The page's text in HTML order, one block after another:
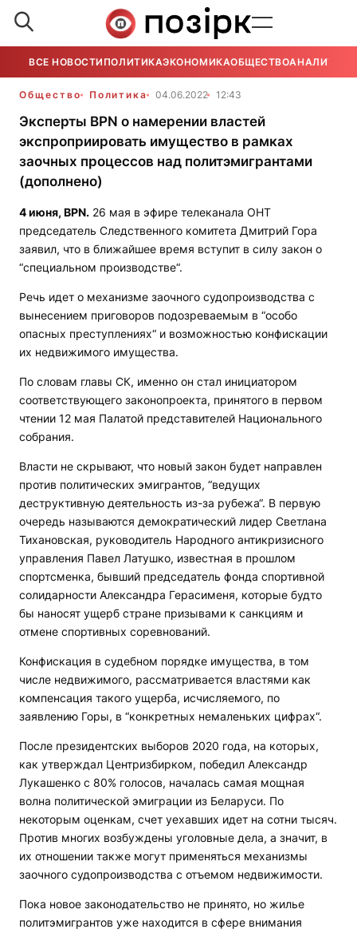
ВСЕ НОВОСТИ ПОЛИТИКАЭКОНОМИКАОБЩЕСТВОАНАЛИТИКА
Общество Политика 04.06.2022 12:43
Эксперты BPN о намерении властей
экспроприировать имущество в рамках
заочных процессов над политэмигрантами
(дополнено)
4 июня, BPN. 26 мая в эфире телеканала ОНТ
председатель Следственного комитета Дмитрий Гора
заявил, что в ближайшее время вступит в силу закон о
“специальном производстве“.
Речь идет о механизме заочного судопроизводства с
вынесением приговоров подозреваемым в “особо
опасных преступлениях“ и возможностью конфискации
их недвижимого имущества.
По словам главы СК, именно он стал инициатором
соответствующего законопроекта, принятого в первом
чтении 12 мая Палатой представителей Национального
собрания.
Власти не скрывают, что новый закон будет направлен
против политических эмигрантов, “ведущих
деструктивную деятельность из-за рубежа“. В первую
очередь называются демократический лидер Светлана
Тихановская, руководитель Народного антикризисного
управления Павел Латушко, известная в прошлом
спортсменка, бывший председатель фонда спортивной
солидарности Александра Герасименя, которые будто
бы наносят ущерб стране призывами к санкциям и
отмене спортивных соревнований.
Конфискация в судебном порядке имущества, в том
числе недвижимого, рассматривается властями как
компенсация такого ущерба, исчисляемого, по
заявлению Горы, в “конкретных немаленьких цифрах“.
После президентских выборов 2020 года, на которых,
как утверждал Центризбирком, победил Александр
Лукашенко с 80% голосов, началась самая мощная
волна политической эмиграции из Беларуси. По
некоторым оценкам, счет уехавших идет на сотни тысяч.
Против многих возбуждены уголовные дела, а значит, в
их отношении также могут применяться механизмы
заочного судопроизводства с отъемом недвижимости.
Пока новое законодательство не принято, но жилье
политэмигрантов уже находится в сфере внимания